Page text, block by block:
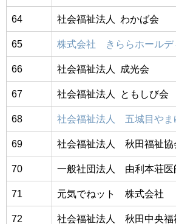
64 社会福祉法人 わかば会
65 株式会社 きららホールデ
66 社会福祉法人 成光会
67 社会福祉法人 ともしび会
68 社会福祉法人 五城目やま
69 社会福祉法人 秋田福祉協
70 一般社団法人 由利本荘医
71 元気でねット 株式会社
72 社会福祉法人 秋田中央福